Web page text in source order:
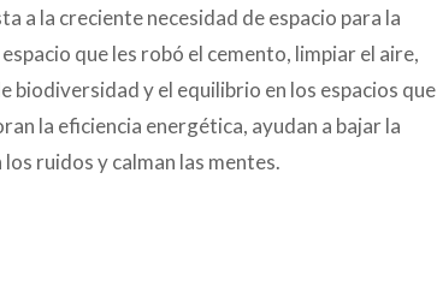
a la creciente necesidad de espacio para la
que les robó el cemento, limpiar el aire,
biodiversidad y el equilibrio en los espacios que
la eficiencia energética, ayudan a bajar la
ruidos y calman las mentes.